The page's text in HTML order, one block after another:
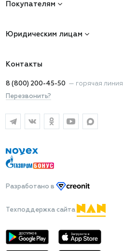
Покупателям
Юридическим лицам
Контакты
8 (800) 200-45-50 — горячая линия
Перезвонить?
Разработано в
Техподдержка сайта